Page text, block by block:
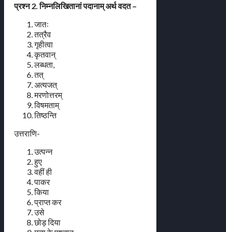
प्रश्न 2. निम्नलिखितानां पदानाम् अर्थ वदत –
जातः
तत्रैव
गृहीत्वा
कृतवान्
लब्धता,
तत्
अत्यजत्
मरणोत्तरम्
विषमताम्
तिष्ठन्ति
उत्तराणि-
उत्पन्न
हुए
वहीं ही
पाकर
किया
प्राप्त कर
उसे
छोड़ दिया